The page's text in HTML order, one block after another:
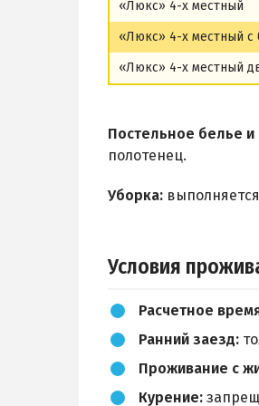
«Люкс» 4-х местный
«Люкс» 4-х местный с
«Люкс» 4-х местный
Постельное белье
полотенец.
Уборка:
Условия
Расчетное
Ранний заезд:
Проживание с
Курение: